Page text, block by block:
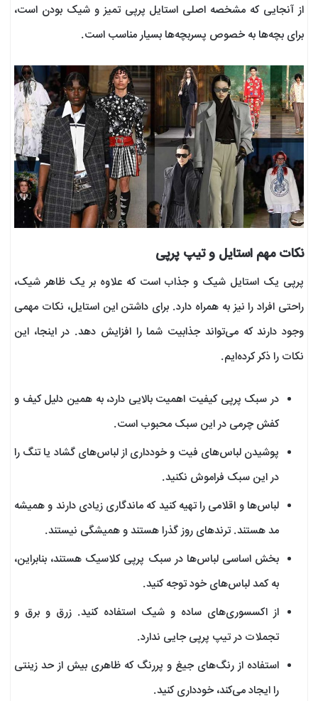
از آنجایی که مشخصه اصلی استایل پرپی تمیز و شیک بودن است،
برای بچه‌ها به خصوص پسربچه‌ها بسیار مناسب است.
نکات مهم استایل و تیپ پرپی
پرپی یک استایل شیک و جذاب است که علاوه بر یک ظاهر شیک،
راحتی افراد را نیز به همراه دارد. برای داشتن این استایل، نکات مهمی
وجود دارند که می‌تواند جذابیت شما را افزایش دهد. در اینجا، این
نکات را ذکر کرده‌ایم.
در سبک پرپی کیفیت اهمیت بالایی دارد، به همین دلیل کیف و
کفش چرمی در این سبک محبوب است.
پوشیدن لباس‌های فیت و خودداری از لباس‌های گشاد یا تنگ را
در این سبک فراموش نکنید.
لباس‌ها و اقلامی را تهیه کنید که ماندگاری زیادی دارند و همیشه
مد هستند. ترندهای روز گذرا هستند و همیشگی نیستند.
بخش اساسی لباس‌ها در سبک پرپی کلاسیک هستند، بنابراین،
به کمد لباس‌های خود توجه کنید.
از اکسسوری‌های ساده و شیک استفاده کنید. زرق و برق‌ و
تجملات در تیپ پرپی جایی ندارد.
استفاده از رنگ‌های جیغ و پررنگ که ظاهری بیش از حد زینتی
را ایجاد می‌کند، خودداری کنید.